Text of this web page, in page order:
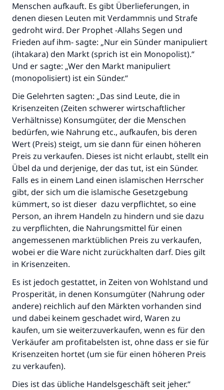
Menschen aufkauft. Es gibt Überlieferungen, in
denen diesen Leuten mit Verdammnis und Strafe
gedroht wird. Der Prophet -Allahs Segen und
Frieden auf ihm- sagte: „Nur ein Sünder manipuliert
(ihtakara) den Markt (sprich ist ein Monopolist).“
Und er sagte: „Wer den Markt manipuliert
(monopolisiert) ist ein Sünder.“
Die Gelehrten sagten: „Das sind Leute, die in
Krisenzeiten (Zeiten schwerer wirtschaftlicher
Verhältnisse) Konsumgüter, der die Menschen
bedürfen, wie Nahrung etc., aufkaufen, bis deren
Wert (Preis) steigt, um sie dann für einen höheren
Preis zu verkaufen. Dieses ist nicht erlaubt, stellt ein
Übel da und derjenige, der das tut, ist ein Sünder.
Falls es in einem Land einen islamischen Herrscher
gibt, der sich um die islamische Gesetzgebung
kümmert, so ist dieser dazu verpflichtet, so eine
Person, an ihrem Handeln zu hindern und sie dazu
zu verpflichten, die Nahrungsmittel für einen
angemessenen marktüblichen Preis zu verkaufen,
wobei er die Ware nicht zurückhalten darf. Dies gilt
in Krisenzeiten.
Es ist jedoch gestattet, in Zeiten von Wohlstand und
Prosperität, in denen Konsumgüter (Nahrung oder
andere) reichlich auf den Märkten vorhanden sind
und dabei keinem geschadet wird, Waren zu
kaufen, um sie weiterzuverkaufen, wenn es für den
Verkäufer am profitabelsten ist, ohne dass er sie für
Krisenzeiten hortet (um sie für einen höheren Preis
zu verkaufen).
Dies ist das übliche Handelsgeschäft seit jeher.“
Die Antwort Nr. 110845 rettete eine
Ehe.
Unterstütze die Arbeit von Islam Q&A
Der Prophet -Allahs Segen und Frieden auf
ihm- sagte:
"Wer zum Guten aufruft, hat den Lohn
desjenigen, der sie durchführt."
(MUSLIM 1893)
Beitrag dazu